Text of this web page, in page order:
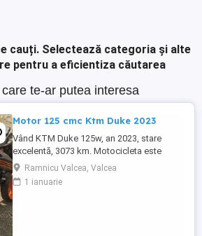
cauți. Selectează categoria și alte
pentru a eficientiza căutarea
te-ar putea interesa
Motor 125 cmc Ktm Duke 2023
Vând KTM Duke 125w, an 2023, stare
excelentă, 3073 km. Motocicleta este
ideală pentru începători sau pentru oraș.
Fără daune, lovituri!
Ramnicu Valcea, Valcea
1 ianuarie